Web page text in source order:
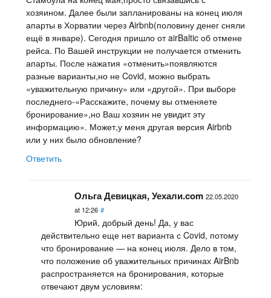
хозяином. Далее были запланированы на конец июля
апарты в Хорватии через Airbnb(половину денег сняли
ещё в январе). Сегодня пришло от airBaltic об отмене
рейса. По Вашей инструкции не получается отменить
апарты. После нажатия «отменить»появляются
разные варианты,но не Covid, можно выбрать
«уважительную причину» или «другой». При выборе
последнего-«Расскажите, почему вы отменяете
бронирование»,но Ваш хозяин не увидит эту
информацию». Может,у меня другая версия Airbnb
или у них было обновление?
Ответить
Ольга Девицкая, Уехали.com 22.05.2020
at 12:26 #
Юрий, добрый день! Да, у вас
действительно еще нет варианта с Covid, потому
что бронирование — на конец июля. Дело в том,
что положение об уважительных причинах AirBnb
распространяется на бронирования, которые
отвечают двум условиям: